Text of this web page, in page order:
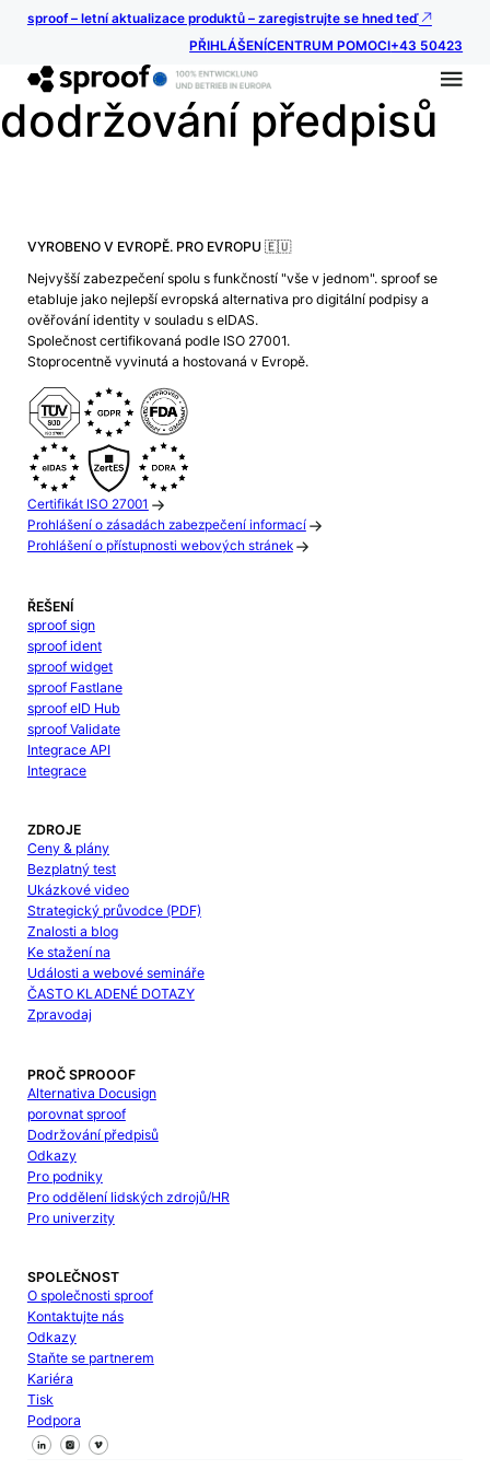
sproof – letní aktualizace produktů – zaregistrujte se hned teď
PŘIHLÁŠENÍCENTRUM POMOCI+43 50423
dodržování předpisů
VYROBENO V EVROPĚ. PRO EVROPU 🇪🇺
Nejvyšší zabezpečení spolu s funkčností "vše v jednom". sproof se
etabluje jako nejlepší evropská alternativa pro digitální podpisy a
ověřování identity v souladu s eIDAS.
Společnost certifikovaná podle ISO 27001.
Stoprocentně vyvinutá a hostovaná v Evropě.
Certifikát ISO 27001
Prohlášení o zásadách zabezpečení informací
Prohlášení o přístupnosti webových stránek
ŘEŠENÍ
sproof sign
sproof ident
sproof widget
sproof Fastlane
sproof eID Hub
sproof Validate
Integrace API
Integrace
ZDROJE
Ceny & plány
Bezplatný test
Ukázkové video
Strategický průvodce (PDF)
Znalosti a blog
Ke stažení na
Události a webové semináře
ČASTO KLADENÉ DOTAZY
Zpravodaj
PROČ SPROOOF
Alternativa Docusign
porovnat sproof
Dodržování předpisů
Odkazy
Pro podniky
Pro oddělení lidských zdrojů/HR
Pro univerzity
SPOLEČNOST
O společnosti sproof
Kontaktujte nás
Odkazy
Staňte se partnerem
Kariéra
Tisk
Podpora
Sledujte nás na Facebooku
Sledujte nás na X
Sledujte nás na LinkedIn